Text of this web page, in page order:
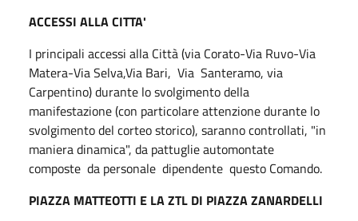
ACCESSI ALLA CITTA'
I principali accessi alla Città (via Corato-Via Ruvo-Via
Matera-Via Selva,Via Bari, Via Santeramo, via
Carpentino) durante lo svolgimento della
manifestazione (con particolare attenzione durante lo
svolgimento del corteo storico), saranno controllati, "in
maniera dinamica", da pattuglie automontate
composte da personale dipendente questo Comando.
PIAZZA MATTEOTTI E LA ZTL DI PIAZZA ZANARDELLI